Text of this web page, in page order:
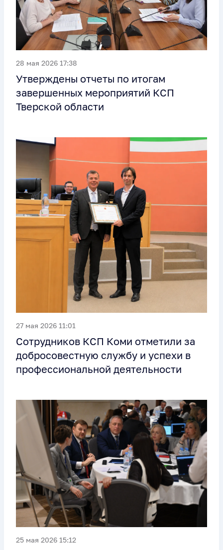
28 мая 2026 17:38
Утверждены отчеты по итогам
завершенных мероприятий КСП
Тверской области
27 мая 2026 11:01
Сотрудников КСП Коми отметили за
добросовестную службу и успехи в
профессиональной деятельности
25 мая 2026 15:12